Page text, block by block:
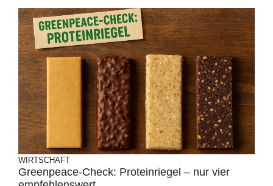
WIRTSCHAFT
Greenpeace-Check: Proteinriegel – nur vier